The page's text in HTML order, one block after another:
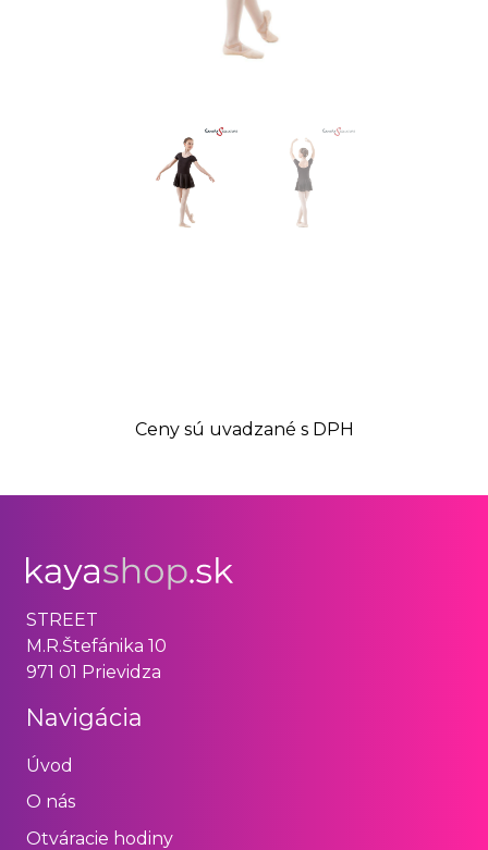
Ceny sú uvadzané s DPH
STREET
M.R.Štefánika 10
971 01 Prievidza
Navigácia
Úvod
O nás
Otváracie hodiny